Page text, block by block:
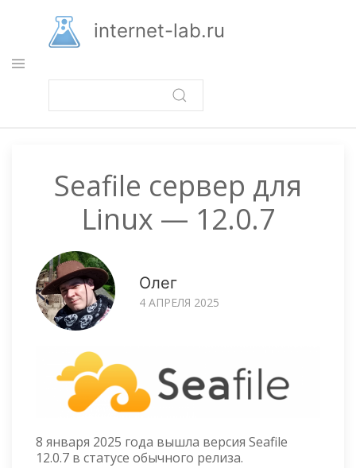
основному
содержанию
internet-lab.ru
Seafile сервер для
Linux — 12.0.7
Олег
4 АПРЕЛЯ 2025
8 января 2025 года вышла версия Seafile
12.0.7 в статусе обычного релиза.